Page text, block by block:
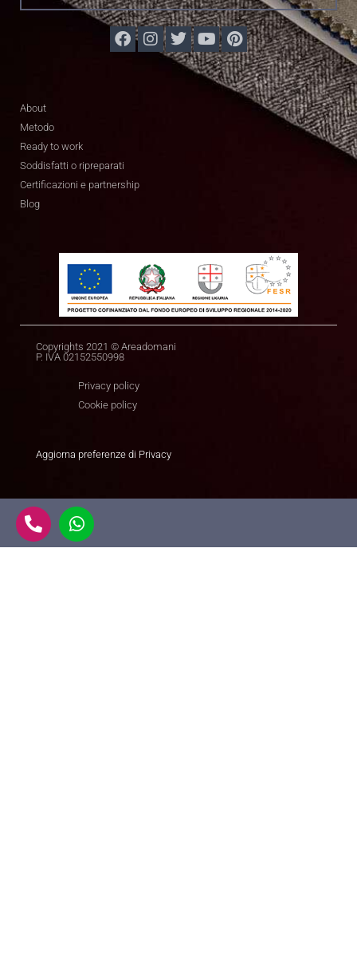
About
Metodo
Ready to work
Soddisfatti o ripreparati
Certificazioni e partnership
Blog
Copyrights 2021 © Areadomani
P. IVA 02152550998
Privacy policy
Cookie policy
Aggiorna preferenze di Privacy